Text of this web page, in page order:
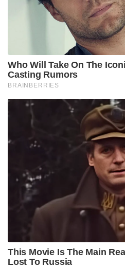
Who Will Take On The
Casting Rumors
BRAINBERRIES
This Movie Is The Main
Lost To Russia